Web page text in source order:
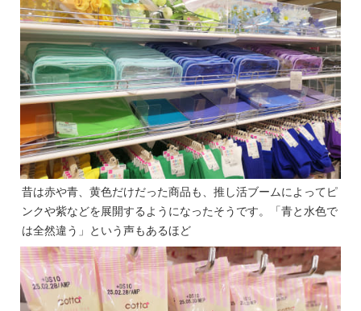
昔は赤や青、黄色だけだった商品も、推し活ブームによってピ
ンクや紫などを展開するようになったそうです。「青と水色で
は全然違う」という声もあるほど